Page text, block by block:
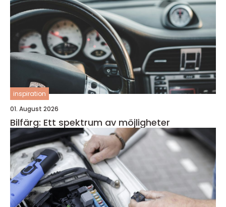
inspiration
01. August 2026
Bilfärg: Ett spektrum av möjligheter